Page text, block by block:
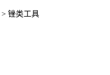
> 锉类工具